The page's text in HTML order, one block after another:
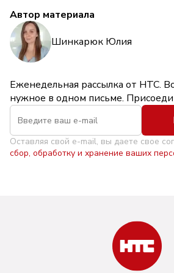
Автор материала
Шинкарюк Юлия
Еженедельная рассылка от НТС.
нужное в одном письме.
Оставляя свой e-mail, вы даете свое
сбор, обработку и хранение ваших